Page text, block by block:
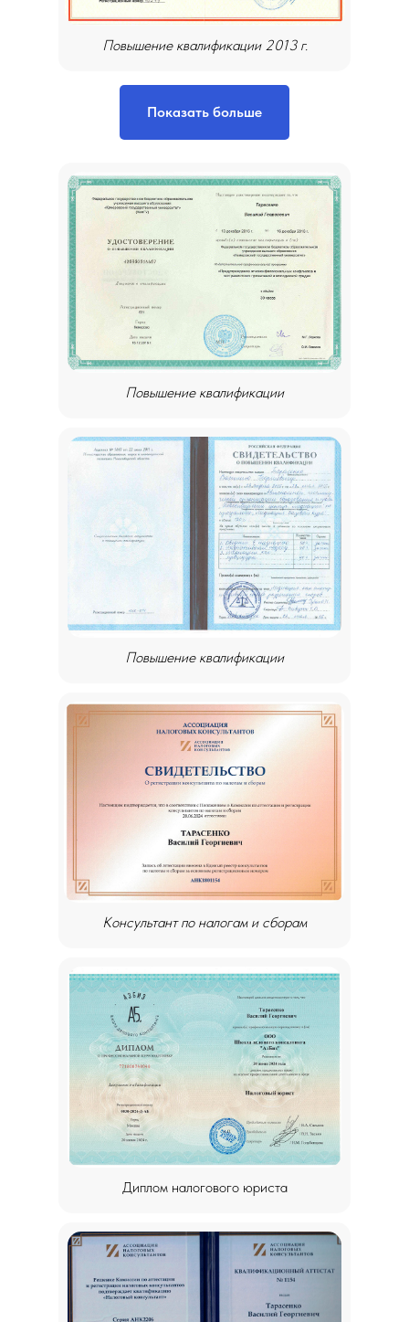
Повышение квалификации 2013 г.
Показать больше
Повышение квалификации
Повышение квалификации
Консультант по налогам и сборам
Диплом налогового юриста